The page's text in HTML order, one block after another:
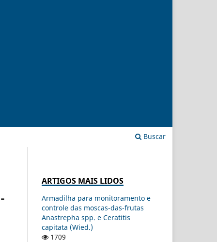
Buscar
ARTIGOS MAIS LIDOS
Armadilha para monitoramento e
controle das moscas-das-frutas
Anastrepha spp. e Ceratitis
capitata (Wied.)
1709